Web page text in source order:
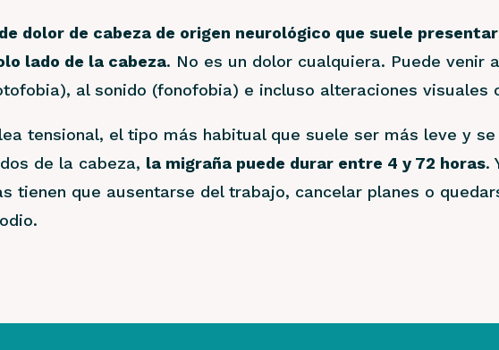
dolor de cabeza de origen neurológico que suele
lado de la cabeza. No es un dolor cualquiera. Puede venir
al sonido (fonofobia) e incluso alteraciones visuales
tensional, el tipo más habitual que suele ser más leve y
de la cabeza, la migraña puede durar entre 4 y 72 horas.
tienen que ausentarse del trabajo, cancelar planes o